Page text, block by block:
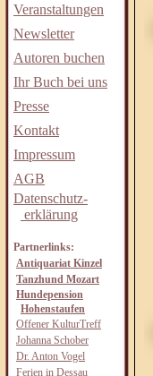
Veranstaltungen
Newsletter
Autoren buchen
Ihr Buch bei uns
Presse
Kontakt
Impressum
AGB
Datenschutz-
erklärung
Partnerlinks:
Antiquariat Kinzel
Tanzhund Mozart
Hundepension
Hohenstaufen
Offener KulturTreff
Johanna Schober
Dr. Anton Vogel
Ferien in Dessau